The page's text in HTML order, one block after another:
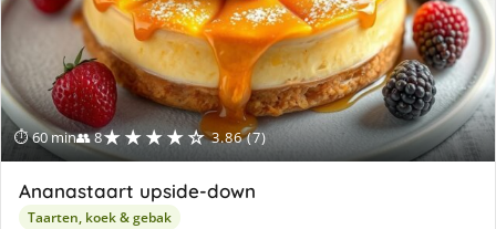
⏱ 60 min👥 8★★★★☆ 3.86 (7)
Ananastaart upside-down
Taarten, koek & gebak